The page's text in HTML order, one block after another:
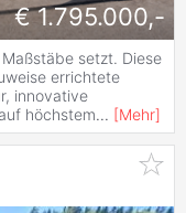
€ 1.795.000,-
setzt. Diese
errichtete
innovative
höchstem... [Mehr]